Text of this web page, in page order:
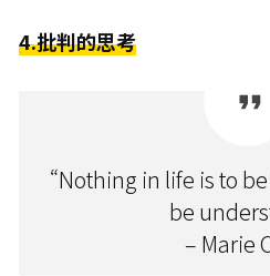
4.批判的思考
“Nothing in life is to
be
– Marie